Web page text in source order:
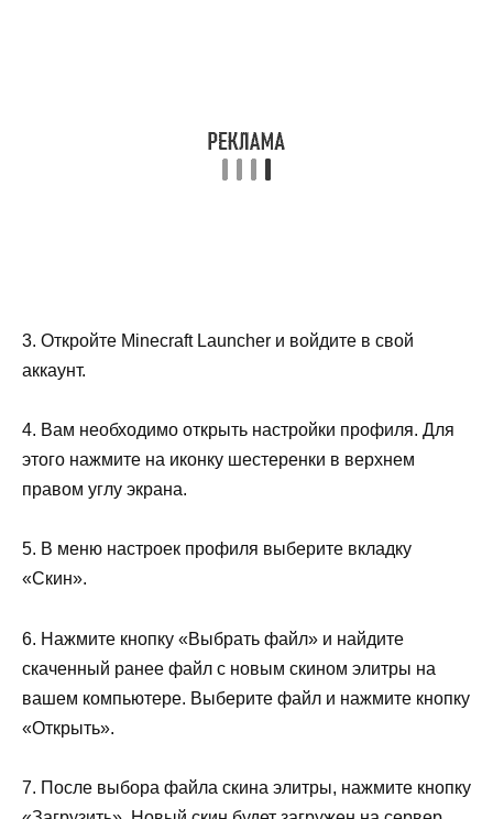
3. Откройте Minecraft Launcher и войдите в свой
аккаунт.
4. Вам необходимо открыть настройки профиля. Для
этого нажмите на иконку шестеренки в верхнем
правом углу экрана.
5. В меню настроек профиля выберите вкладку
«Скин».
6. Нажмите кнопку «Выбрать файл» и найдите
скаченный ранее файл с новым скином элитры на
вашем компьютере. Выберите файл и нажмите кнопку
«Открыть».
7. После выбора файла скина элитры, нажмите кнопку